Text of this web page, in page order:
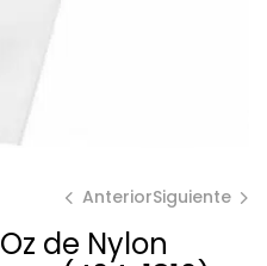
AnteriorSiguiente
de Nylon